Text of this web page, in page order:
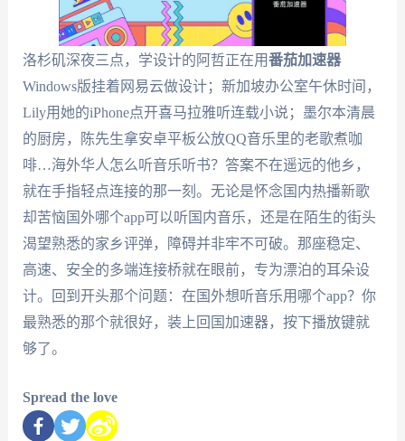
洛杉矶深夜三点，学设计的阿哲正在用番茄加速器
Windows版挂着网易云做设计；新加坡办公室午休时间，
Lily用她的iPhone点开喜马拉雅听连载小说；墨尔本清晨
的厨房，陈先生拿安卓平板公放QQ音乐里的老歌煮咖
啡…海外华人怎么听音乐听书？答案不在遥远的他乡，
就在手指轻点连接的那一刻。无论是怀念国内热播新歌
却苦恼国外哪个app可以听国内音乐，还是在陌生的街头
渴望熟悉的家乡评弹，障碍并非牢不可破。那座稳定、
高速、安全的多端连接桥就在眼前，专为漂泊的耳朵设
计。回到开头那个问题：在国外想听音乐用哪个app？你
最熟悉的那个就很好，装上回国加速器，按下播放键就
够了。
Spread the love